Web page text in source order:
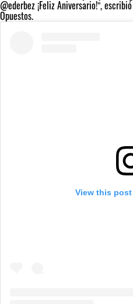
@ederbez ¡Feliz Aniversario!”,
Opuestos.
View this